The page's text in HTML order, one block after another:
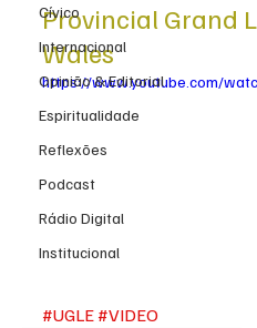
Cívico
Internacional
Opinião & Editorial
Espiritualidade
Reflexões
Podcast
Rádio Digital
Institucional
Provincial Grand
Wales
https://www.youtube.com/
#UGLE #VIDEO